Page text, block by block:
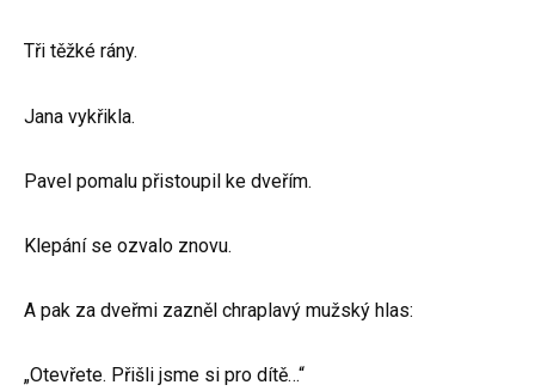
Tři těžké rány.
Jana vykřikla.
Pavel pomalu přistoupil ke dveřím.
Klepání se ozvalo znovu.
A pak za dveřmi zazněl chraplavý mužský hlas:
„Otevřete. Přišli jsme si pro dítě…“